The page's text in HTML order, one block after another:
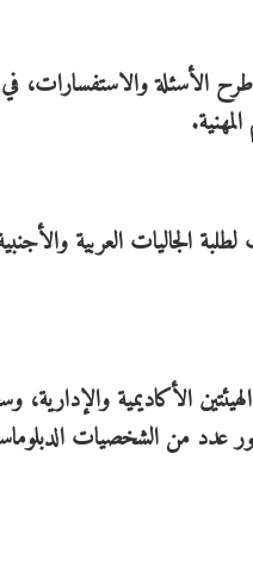
والاستفسارات، في
الجاليات العربية
الأكاديمية
من الشخصيات الدبلوماسية